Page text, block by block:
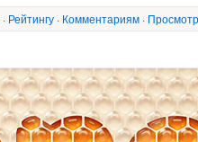
· Рейтингу · Комментариям ·